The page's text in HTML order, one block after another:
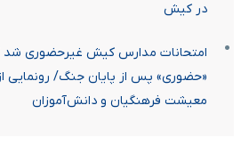
در کیش
امتحانات مدارس کیش غیرحضوری شد
«حضوری» پس از پایان جنگ/ رونمایی
معیشت فرهنگیان و دانش‌آموزان